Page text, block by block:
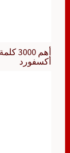
أهم
أكسفورد